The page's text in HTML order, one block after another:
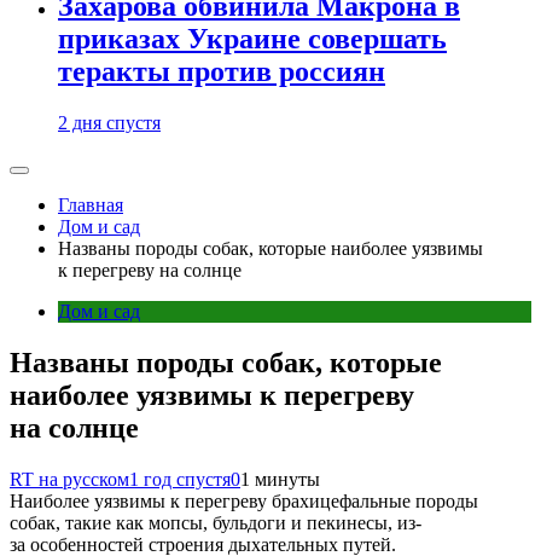
приказах Украине совершать
теракты против россиян
2 дня спустя
Главная
Дом и сад
Названы породы собак, которые наиболее уязвимы
к перегреву на солнце
Дом и сад
Названы породы собак, которые
наиболее уязвимы к перегреву
на солнце
RT на русском1 год спустя01 минуты
Наиболее уязвимы к перегреву брахицефальные породы
собак, такие как мопсы, бульдоги и пекинесы, из-
за особенностей строения дыхательных путей.